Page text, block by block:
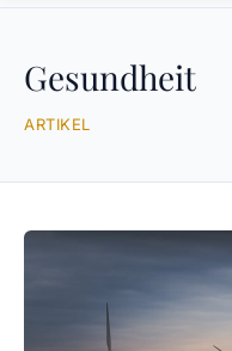
Gesundheit
ARTIKEL